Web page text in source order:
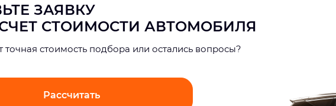
ЗАЯВКУ
СТОИМОСТИ АВТОМОБИЛЯ
точная стоимость подбора или остались вопросы?
Рассчитать